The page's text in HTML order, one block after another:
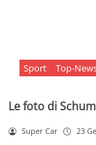
Sport Top-
Le foto di
Super Car 23